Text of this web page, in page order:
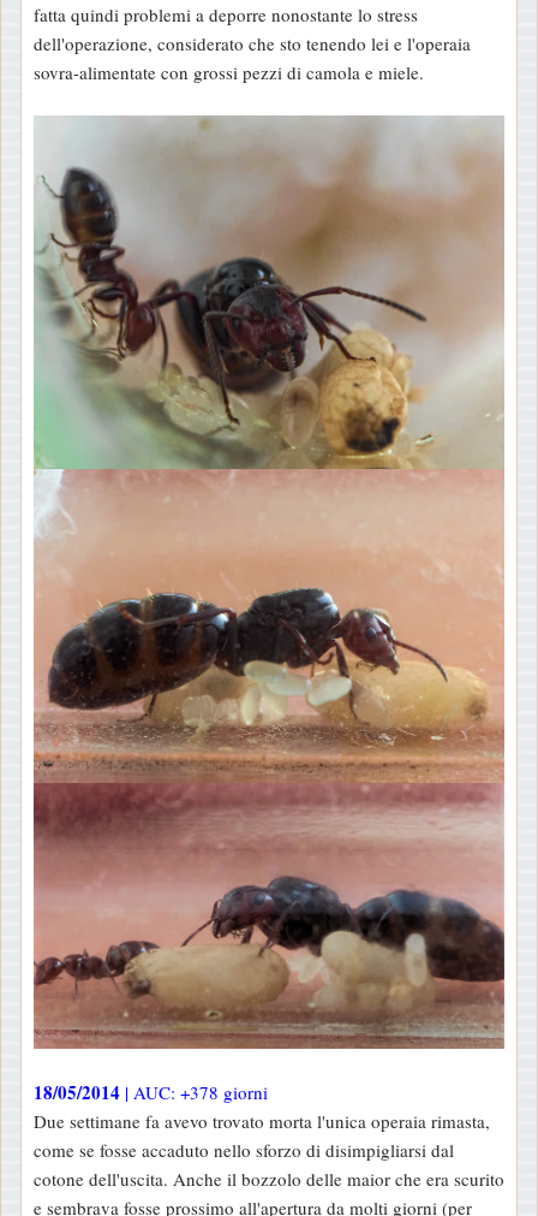
fatta quindi problemi a deporre nonostante lo stress
dell'operazione, considerato che sto tenendo lei e l'operaia
sovra-alimentate con grossi pezzi di camola e miele.
18/05/2014 | AUC: +378 giorni
Due settimane fa avevo trovato morta l'unica operaia rimasta,
come se fosse accaduto nello sforzo di disimpigliarsi dal
cotone dell'uscita. Anche il bozzolo delle maior che era scurito
e sembrava fosse prossimo all'apertura da molti giorni (per